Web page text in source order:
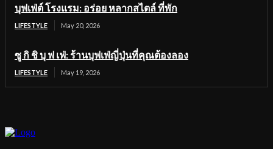
บุฟเฟ่ต์ โรงแรม: อร่อย หลากสไตล์ ที่พัก
LIFESTYLE May 20, 2026
ซู กิ ชิ บุ ฟ เฟ่: ร้านบุฟเฟ่ญี่ปุ่นที่คุณต้องลอง
LIFESTYLE May 19, 2026